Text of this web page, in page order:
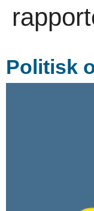
Politisk